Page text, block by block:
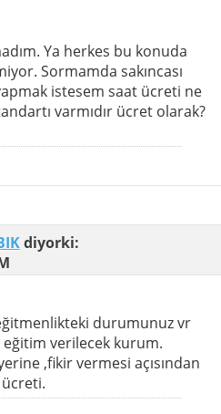
Ya herkes bu konuda
Sormamda sakıncası
istesem saat ücreti ne
varmıdır ücret olarak?
diyorki:
durumunuz vr
verilecek kurum.
,fikir vermesi açısından
ücreti.